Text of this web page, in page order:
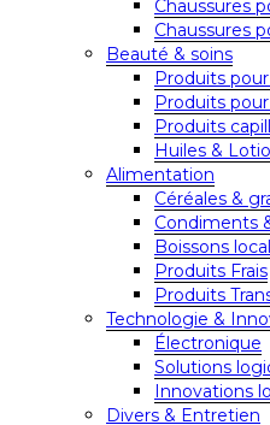
Chaussures
Chaussures
Beauté & soins
Produits
Produits
Produits
Huiles &
Alimentation
Céréales &
Condiments
Boissons
Produits Frais
Produits
Technologie &
Électronique
Solutions
Innovations
Divers & Entretien